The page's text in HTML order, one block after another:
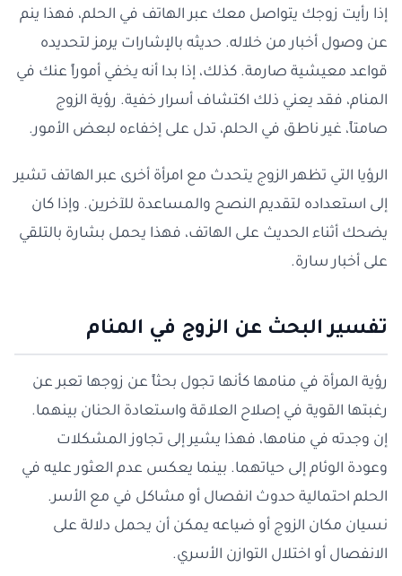
إذا رأيت زوجك يتواصل معك عبر الهاتف في الحلم، فهذا ينم
عن وصول أخبار من خلاله. حديثه بالإشارات يرمز لتحديده
قواعد معيشية صارمة. كذلك، إذا بدا أنه يخفي أموراً عنك في
المنام، فقد يعني ذلك اكتشاف أسرار خفية. رؤية الزوج
صامتاً، غير ناطق في الحلم، تدل على إخفاءه لبعض الأمور.
الرؤيا التي تظهر الزوج يتحدث مع امرأة أخرى عبر الهاتف تشير
إلى استعداده لتقديم النصح والمساعدة للآخرين. وإذا كان
يضحك أثناء الحديث على الهاتف، فهذا يحمل بشارة بالتلقي
على أخبار سارة.
تفسير البحث عن الزوج في المنام
رؤية المرأة في منامها كأنها تجول بحثاً عن زوجها تعبر عن
رغبتها القوية في إصلاح العلاقة واستعادة الحنان بينهما.
إن وجدته في منامها، فهذا يشير إلى تجاوز المشكلات
وعودة الوئام إلى حياتهما. بينما يعكس عدم العثور عليه في
الحلم احتمالية حدوث انفصال أو مشاكل في مع الأسر.
نسيان مكان الزوج أو ضياعه يمكن أن يحمل دلالة على
الانفصال أو اختلال التوازن الأسري.